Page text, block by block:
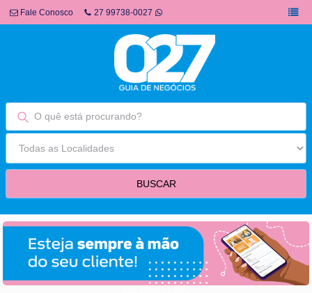
Fale Conosco 27 99738-0027